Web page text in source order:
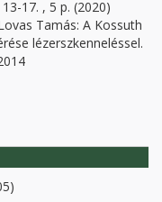
13-17. , 5 p. (2020)
Tamás: A Kossuth
lézerszkenneléssel.